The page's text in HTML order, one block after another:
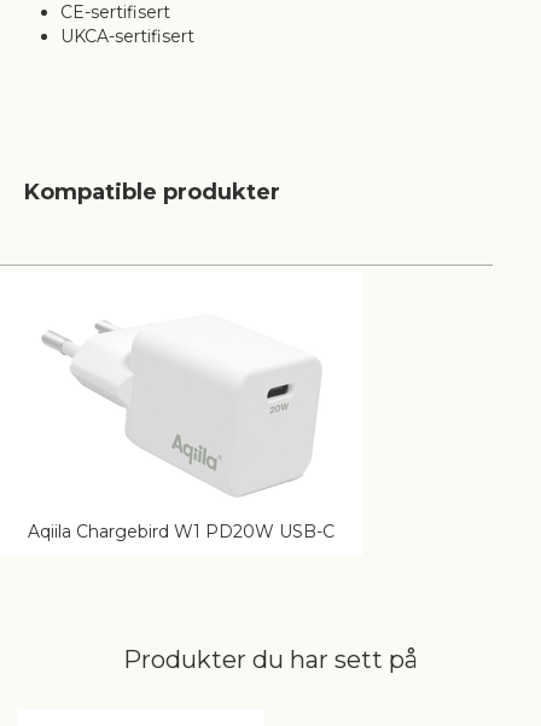
CE-sertifisert
UKCA-sertifisert
Kompatible produkter
Aqiila Chargebird W1 PD20W USB-C
Produkter du har sett på